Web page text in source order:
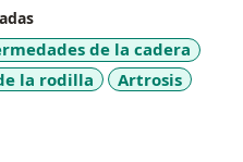
PERUANO DE ONDAS
PERUANA PARA
DE CHOQUE.
de la cadera
la rodilla
Artrosis